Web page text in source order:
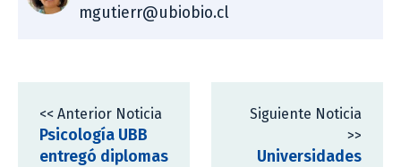
mgutierr@ubiobio.cl
<< Anterior Noticia
Psicología UBB
entregó diplomas
Siguiente Noticia
>>
Universidades